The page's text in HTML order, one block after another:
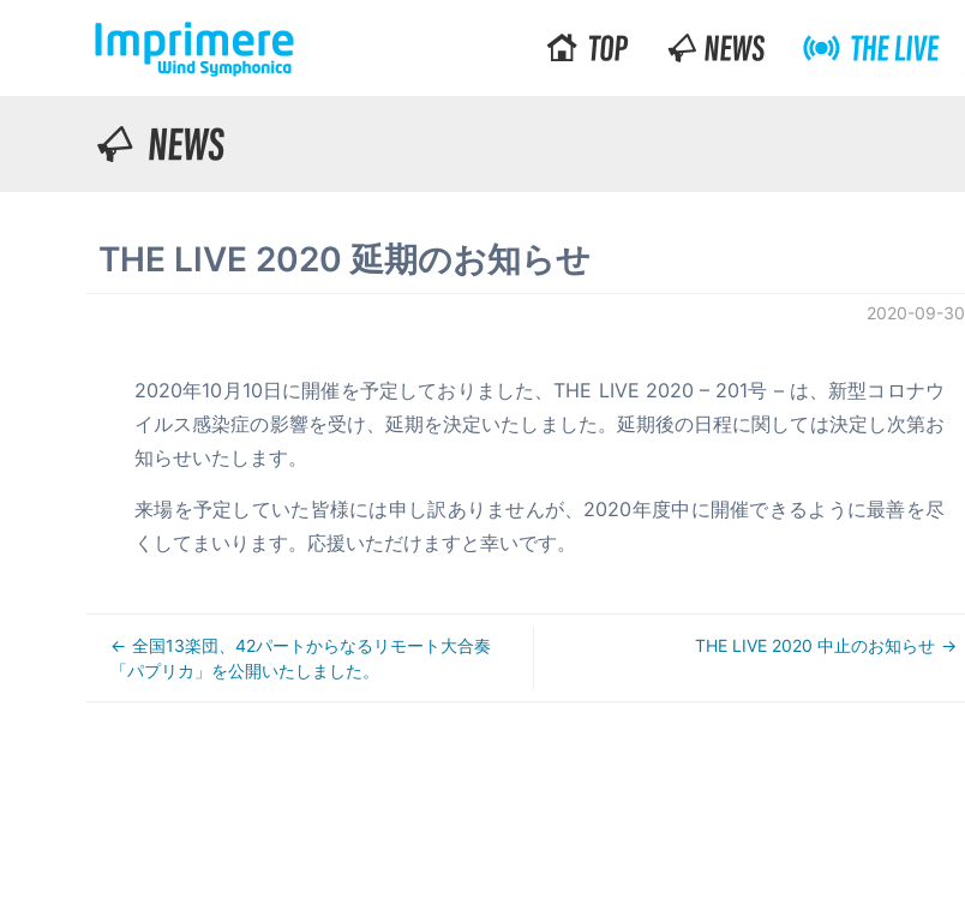
THE LIVE 2020 延期のお知らせ
2020-09-30
2020年10月10日に開催を予定しておりました、THE LIVE 2020 – 201号 – は、新型コロナウ
イルス感染症の影響を受け、延期を決定いたしました。延期後の日程に関しては決定し次第お
知らせいたします。
来場を予定していた皆様には申し訳ありませんが、2020年度中に開催できるように最善を尽
くしてまいります。応援いただけますと幸いです。
全国13楽団、42パートからなるリモート大合奏
「パプリカ」を公開いたしました。
THE LIVE 2020 中止のお知らせ